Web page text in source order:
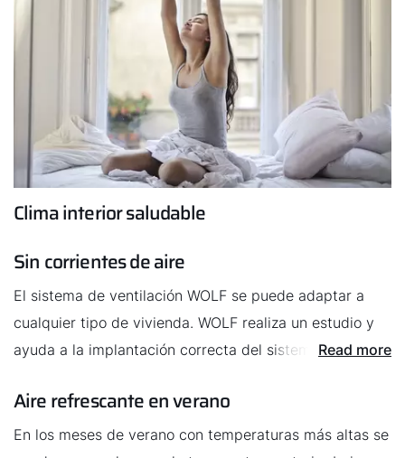
Clima interior saludable
Sin corrientes de aire
El sistema de ventilación WOLF se puede adaptar a
cualquier tipo de vivienda. WOLF realiza un estudio y
ayuda a la implantación correcta del sistema. De esta
una calidad del aire óptima.
Read more
Aire refrescante en verano
En los meses de verano con temperaturas más altas se